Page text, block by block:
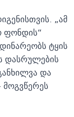
„ამ
ფონდის“
ტყის
დასრულების
და
მოგვწერეს